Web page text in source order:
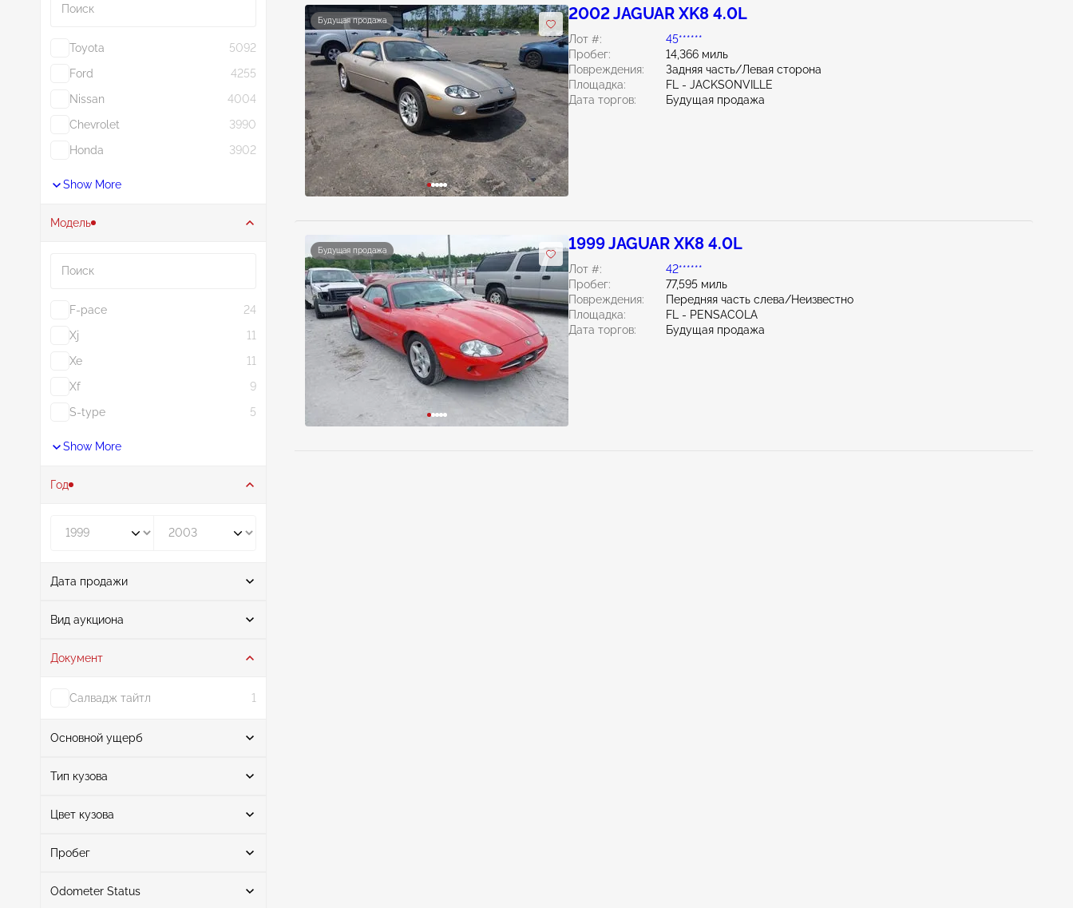
Toyota
5092
Ford
4255
Nissan
4004
Chevrolet
3990
Honda
3902
Show More
Модель
F-pace
24
Xj
11
Xe
11
Xf
9
S-type
5
Show More
Год
Дата продажи
От
Вид аукциона
Аукцион 3
Документ
Салвадж тайтл 1
Основной ущерб
Задняя часть
Передняя часть слева
1
Тип кузова
Кабриолет 3
Цвет кузова
Пробег
Odometer Status
Будущая продажа 2002 JAGUAR XK8 4.0L
Лот #:
45******
Пробег:
14,366 миль
Повреждения:
Задняя часть/Левая сторона
Площадка:
FL - JACKSONVILLE
Дата торгов:
Будущая продажа
Будущая продажа 1999 JAGUAR XK8 4.0L
Лот #:
42******
Пробег:
77,595 миль
Повреждения:
Передняя часть слева/Неизвестно
Площадка:
FL - PENSACOLA
Дата торгов:
Будущая продажа